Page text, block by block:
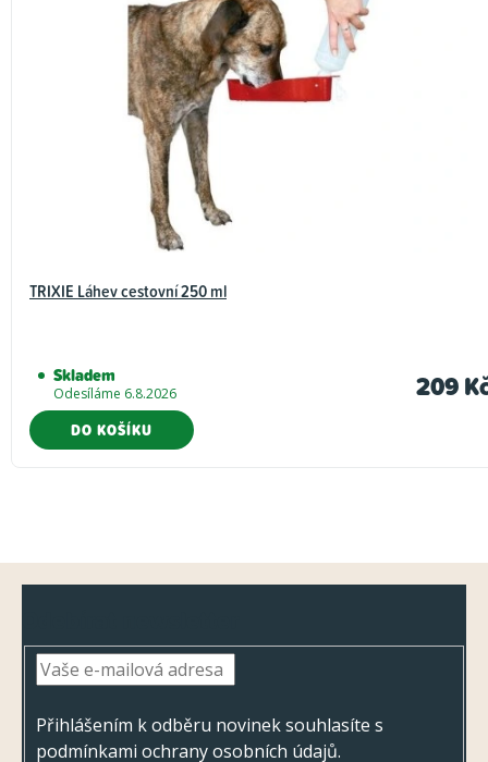
TRIXIE Láhev cestovní 250 ml
Skladem
Odesíláme 6.8.2026 209
DO KOŠÍKU
Přihlášením k odběru novinek souhlasíte s
podmínkami ochrany osobních údajů.